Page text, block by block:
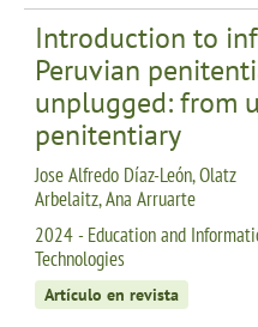
Introduction to
Peruvian
unplugged: from
penitentiary
Jose Alfredo Díaz-León, Olatz
Arbelaitz, Ana Arruarte
2024 - Education and
Technologies
Artículo en revista